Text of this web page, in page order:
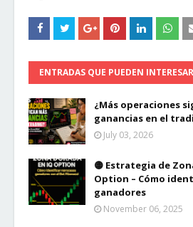
ENTRADAS QUE PUEDEN
¿Más operaciones
ganancias en el
July 03, 2026
🟡 Estrategia de
Option – Cómo
ganadores
November 06, 2025